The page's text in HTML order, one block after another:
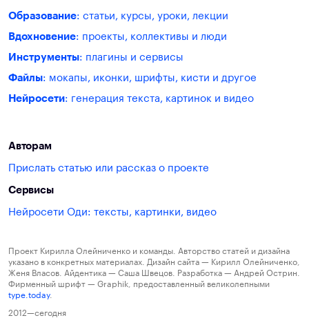
Образование: статьи, курсы, уроки, лекции
Вдохновение: проекты, коллективы и люди
Инструменты: плагины и сервисы
Файлы: мокапы, иконки, шрифты, кисти и другое
Нейросети: генерация текста, картинок и видео
Авторам
Прислать статью или рассказ о проекте
Сервисы
Нейросети Оди: тексты, картинки, видео
Проект Кирилла Олейниченко и команды. Авторство статей и дизайна
указано в конкретных материалах. Дизайн сайта — Кирилл Олейниченко,
Женя Власов. Айдентика — Саша Швецов. Разработка — Андрей Острин.
Фирменный шрифт — Graphik, предоставленный великолепными
type.today.
2012—сегодня